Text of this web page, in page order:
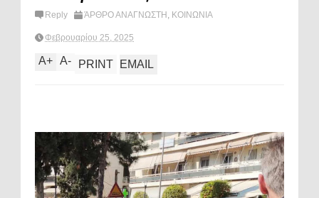
Reply ΆΡΘΡΟ ΑΝΑΓΝΩΣΤΗ , ΚΟΙΝΩΝΙΑ
Φεβρουαρίου 25, 2025
A+ A- PRINT EMAIL